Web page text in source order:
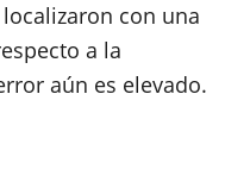
con una
a la
aún es elevado.